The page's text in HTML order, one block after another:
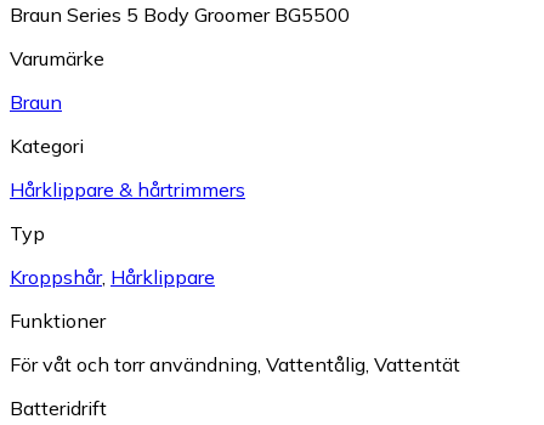
Braun Series 5 Body Groomer BG5500
Varumärke
Braun
Kategori
Hårklippare & hårtrimmers
Typ
Kroppshår, Hårklippare
Funktioner
För våt och torr användning Vattentålig Vattentät
Batteridrift